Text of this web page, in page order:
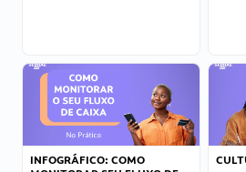
INFOGRÁFICO: COMO